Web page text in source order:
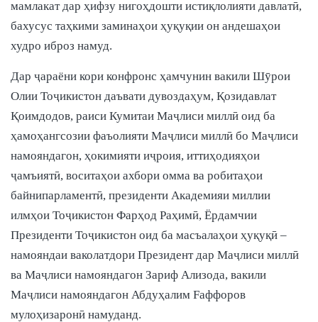
мамлакат дар ҳифзу нигоҳдошти истиқлолияти давлатӣ,
бахусус таҳкими заминаҳои ҳуқуқии он андешаҳои
худро иброз намуд.
Дар ҷараёни кори конфронс ҳамчунин вакили Шӯрои
Олии Тоҷикистон даъвати дувоздаҳум, Қозидавлат
Қоимдодов, раиси Кумитаи Маҷлиси миллӣ оид ба
ҳамоҳангсозии фаъолияти Маҷлиси миллӣ бо Маҷлиси
намояндагон, ҳокимияти иҷроия, иттиҳодияҳои
ҷамъиятӣ, воситаҳои ахбори омма ва робитаҳои
байнипарламентӣ, президенти Академияи миллии
илмҳои Тоҷикистон Фарҳод Раҳимӣ, Ёрдамчии
Президенти Тоҷикистон оид ба масъалаҳои ҳуқуқӣ –
намояндаи ваколатдори Президент дар Маҷлиси миллӣ
ва Маҷлиси намояндагон Зариф Ализода, вакили
Маҷлиси намояндагон Абдуҳалим Fаффоров
мулоҳизаронӣ намуданд.